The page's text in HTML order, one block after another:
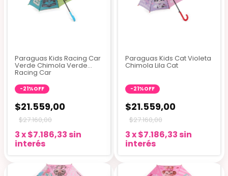
Paraguas Kids Racing Car
Verde Chimola Verde
Racing Car
-21%OFF
$21.559,00
$27.160,00
3x$7.186,33 sin
interés
Paraguas Kids Cat Violeta
Chimola Lila Cat
-21%OFF
$21.559,00
$27.160,00
3x$7.186,33 sin
interés